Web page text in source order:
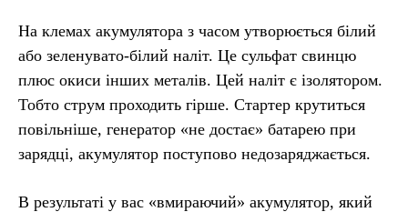
На клемах акумулятора з часом утворюється білий
або зеленувато-білий наліт. Це сульфат свинцю
плюс окиси інших металів. Цей наліт є ізолятором.
Тобто струм проходить гірше. Стартер крутиться
повільніше, генератор «не достає» батарею при
зарядці, акумулятор поступово недозаряджається.
В результаті у вас «вмираючий» акумулятор, який